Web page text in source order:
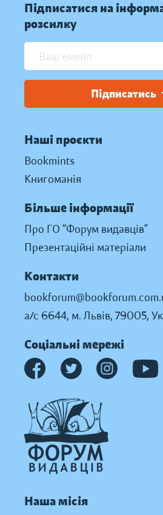
Підписатися на
розсилку
Підписатись
Наші проєкти
Bookmints
Книгоманія
Більше інформації
Про ГО “Форум видавців”
Презентаційні матеріали
Контакти
а/с 6644, м. Львів, 79005,
Соціальні мережі
Наша місія